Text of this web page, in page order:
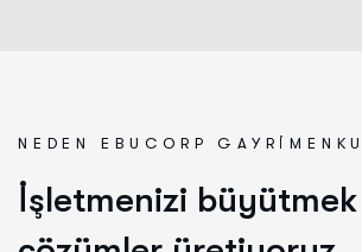
NEDEN EBUCORP
İşletmenizi büyütmek